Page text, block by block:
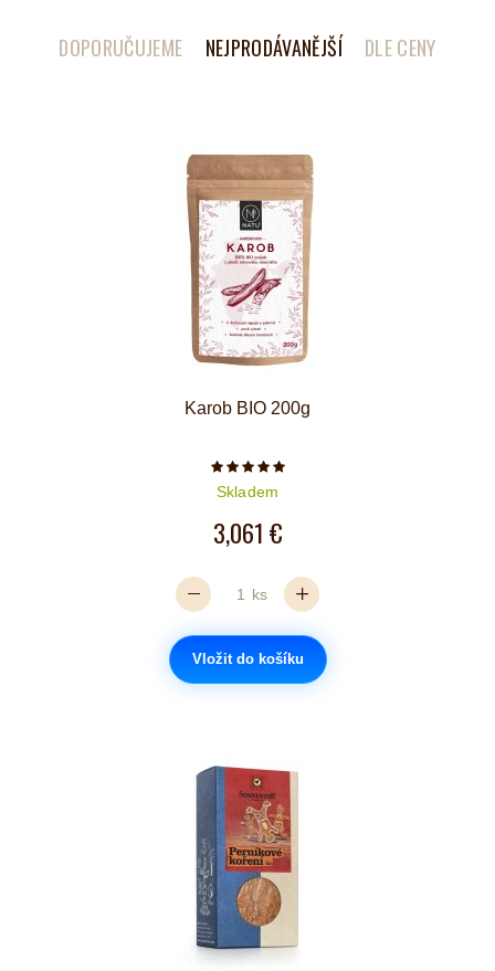
DOPORUČUJEME NEJPRODÁVANĚJŠÍ DLE CENY
Karob BIO 200g
Počet hvězdiček je 5 z 5
Skladem
3,061 €
ks
Vložit do košíku